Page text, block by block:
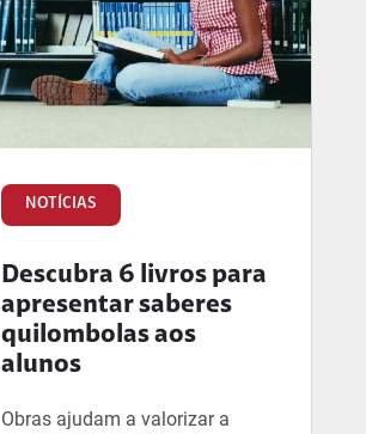
NOTÍCIAS
Descubra 6 livros para
apresentar saberes
quilombolas aos
alunos
Obras ajudam a valorizar a